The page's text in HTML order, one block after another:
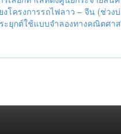
งโครงการรถไฟลาว – จีน (ช่วง
ะยุกต์ใช้แบบจำลองทางคณิตศา